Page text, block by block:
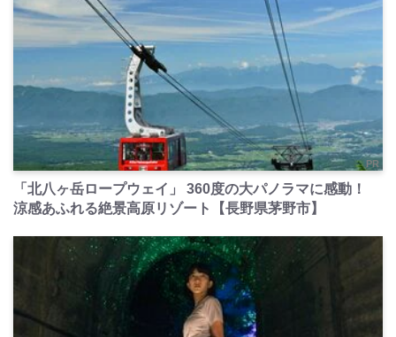
PR
「北八ヶ岳ロープウェイ」 360度の大パノラマに感動！
涼感あふれる絶景高原リゾート【長野県茅野市】